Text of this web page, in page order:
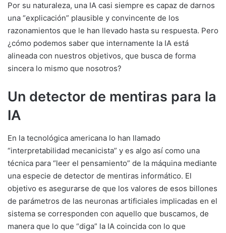
Por su naturaleza, una IA casi siempre es capaz de darnos
una “explicación” plausible y convincente de los
razonamientos que le han llevado hasta su respuesta. Pero
¿cómo podemos saber que internamente la IA está
alineada con nuestros objetivos, que busca de forma
sincera lo mismo que nosotros?
Un detector de mentiras para la
IA
En la tecnológica americana lo han llamado
“interpretabilidad mecanicista” y es algo así como una
técnica para “leer el pensamiento” de la máquina mediante
una especie de detector de mentiras informático. El
objetivo es asegurarse de que los valores de esos billones
de parámetros de las neuronas artificiales implicadas en el
sistema se corresponden con aquello que buscamos, de
manera que lo que “diga” la IA coincida con lo que